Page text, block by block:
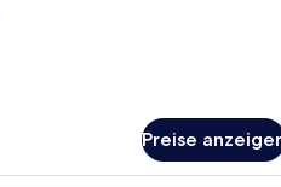
Preise